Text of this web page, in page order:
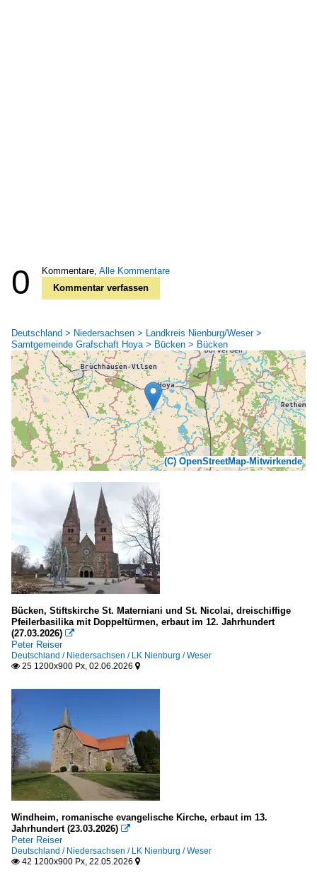
0 Kommentare, Alle Kommentare
Kommentar verfassen
Deutschland > Niedersachsen > Landkreis Nienburg/Weser >
Samtgemeinde Grafschaft Hoya > Bücken > Bücken
(C) OpenStreetMap-Mitwirkende
Bücken, Stiftskirche St. Materniani und St. Nicolai, dreischiffige
Pfeilerbasilika mit Doppeltürmen, erbaut im 12. Jahrhundert
(27.03.2026) 
Peter Reiser
Deutschland / Niedersachsen / LK Nienburg / Weser
 25 1200x900 Px, 02.06.2026 
Windheim, romanische evangelische Kirche, erbaut im 13.
Jahrhundert (23.03.2026) 
Peter Reiser
Deutschland / Niedersachsen / LK Nienburg / Weser
 42 1200x900 Px, 22.05.2026 